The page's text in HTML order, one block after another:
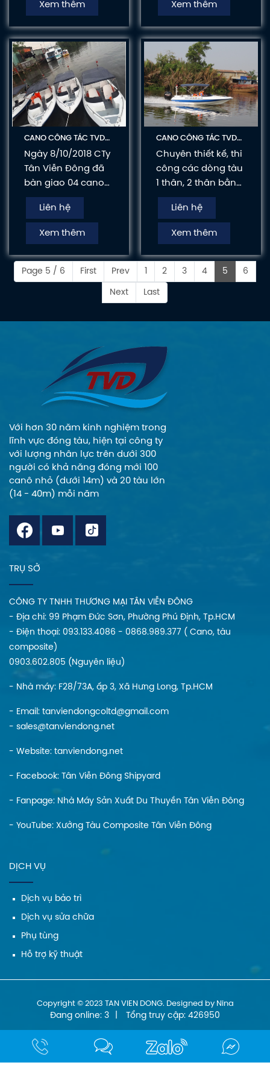
dụng phục vụ công
tác, cao tốc chở
khách, tàu nhà
hàng sang trọng
nhiều tiện nghi.....
Xem thêm
vượt trội.
Xem thêm
CANO CÔNG TÁC TVD-
SEAGULL490
Ngày 8/10/2018 CTy
Tân Viễn Đông đã
bàn giao 04 cano
model Seagull
bằng Composite
60HP cho Chi Cục
Kiểm Lâm TPHCM
để đưa vào phục
Liên hệ
Xem thêm
CANO CÔNG TÁC TVD-
SEAGULL474
Chuyên thiết kế, thi
công các dòng tàu
1 thân, 2 thân bằng
composite và hợp
kim nhôm theo tiêu
dụng phục vụ công
tác, cao tốc chở
khách, tàu nhà
Liên hệ
Xem thêm
Page 5 / 6 First Prev 1 2 3 4 5 6
Next Last
Với hơn 30 năm kinh nghiệm trong
lĩnh vực đóng tàu, hiện tại công ty
với lượng nhân lực trên dưới 300
người có khả năng đóng mới 100
canô nhỏ (dưới 14m) và 20 tàu lớn
(14 - 40m) mỗi năm
TRỤ SỞ
CÔNG TY TNHH THƯƠNG MẠI TÂN VIỄN ĐÔNG
- Địa chi: 99 Phạm Đức Sơn, Phường Phú Định, Tp.HCM
- Điện thoại: 093.133.4086 - 0868.989.377 ( Cano, tàu
composite)
0903.602.805 (Nguyên liệu)
- Nhà máy: F28/73A, ấp 3, Xã Hưng Long, Tp.HCM
- Email: tanviendongcoltd@gmail.com
- sales@tanviendong.net
- Website: tanviendong.net
- Facebook: Tân Viễn Đông Shipyard
- Fanpage: Nhà Máy Sản Xuất Du Thuyền Tân Viễn Đông
- YouTube: Xưởng Tàu Composite Tân Viễn Đông
DỊCH VỤ
Dịch vụ bảo trì
Dịch vụ sửa chữa
Phụ tùng
Hỗ trợ kỹ thuật
Copyright © 2023 TAN VIEN DONG. Designed by Nina
Đang online: 3 Tổng truy cập: 426950